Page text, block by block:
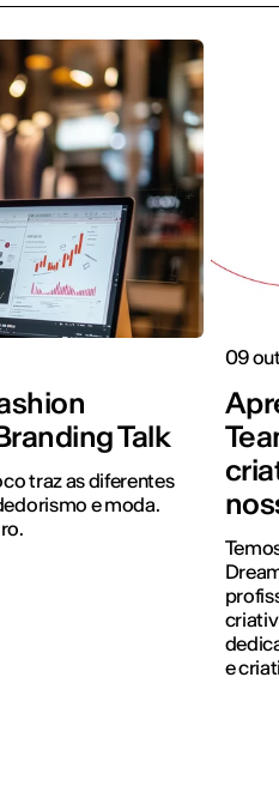
Talk
traz as diferentes
e moda.
09
e